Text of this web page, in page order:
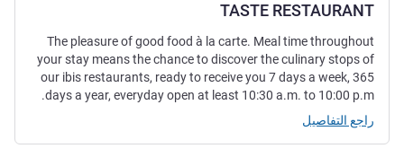
TASTE RESTAURANT
The pleasure of good food à la carte. Meal time throughout
your stay means the chance to discover the culinary stops of
our ibis restaurants, ready to receive you 7 days a week, 365
days a year, everyday open at least 10:30 a.m. to 10:00 p.m.
راجع التفاصيل